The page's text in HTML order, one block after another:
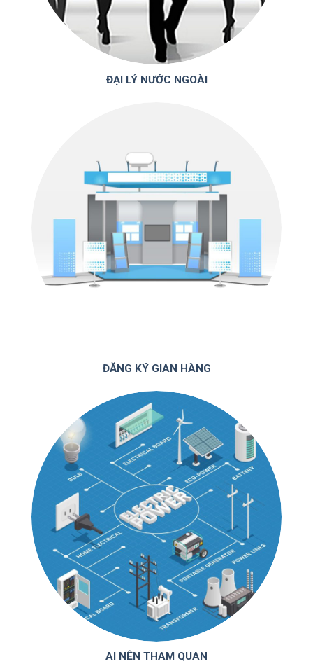
ĐẠI LÝ NƯỚC NGOÀI
ĐĂNG KÝ GIAN HÀNG
AI NÊN THAM QUAN